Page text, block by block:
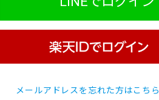
メールアドレスを忘れた方はこちら